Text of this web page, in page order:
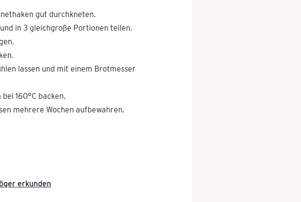
gut durchkneten.
in 3 gleichgroße Portionen teilen.
lassen und mit einem Brotmesser
160°C backen.
mehrere Wochen aufbewahren.
erkunden